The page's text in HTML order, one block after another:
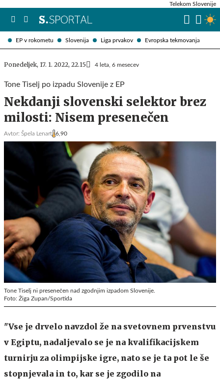
EP v rokometu Slovenija Liga prvakov Evropska tekmovanja
Telekom Slovenije
Ponedeljek, 17. 1. 2022, 22.15 4 leta, 6 mesecev
Tone Tiselj po izpadu Slovenije z EP
Nekdanji slovenski selektor brez
milosti: Nisem presenečen
Avtor: Špela Lenart 6,90
Tone Tiselj ni presenečen nad zgodnjim izpadom Slovenije.
Foto: Žiga Zupan/Sportida
"Vse je drvelo navzdol že na svetovnem prvenstvu
v Egiptu, nadaljevalo se je na kvalifikacijskem
turnirju za olimpijske igre, nato se je ta pot le še
stopnjevala in to, kar se je zgodilo na